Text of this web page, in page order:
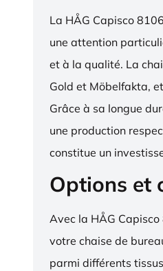
La HÅG Capisco
une attention
et à la qualité. La
Gold et Möbelfakta,
Grâce à sa longue
une production
constitue un
Options et
Avec la HÅG
votre chaise de
parmi différents